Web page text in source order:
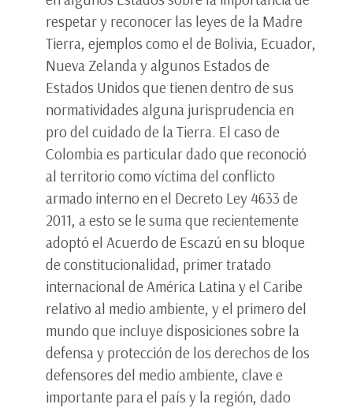
respetar y reconocer las leyes de la Madre
Tierra, ejemplos como el de Bolivia, Ecuador,
Nueva Zelanda y algunos Estados de
Estados Unidos que tienen dentro de sus
normatividades alguna jurisprudencia en
pro del cuidado de la Tierra. El caso de
Colombia es particular dado que reconoció
al territorio como víctima del conflicto
armado interno en el Decreto Ley 4633 de
2011, a esto se le suma que recientemente
adoptó el Acuerdo de Escazú en su bloque
de constitucionalidad, primer tratado
internacional de América Latina y el Caribe
relativo al medio ambiente, y el primero del
mundo que incluye disposiciones sobre la
defensa y protección de los derechos de los
defensores del medio ambiente, clave e
importante para el país y la región, dado